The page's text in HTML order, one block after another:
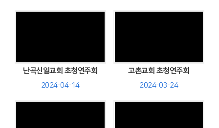
난곡신일교회 초청연주회
2024-04-14
고촌교회 초청연주회
2024-03-24